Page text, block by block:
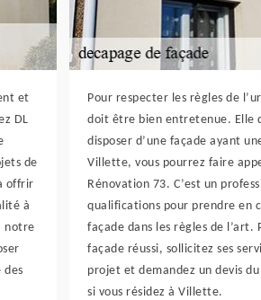
et
DL
de
offrir
à
notre
Pour respecter les règles de
doit être bien entretenue. Elle
disposer d’une façade ayant
Villette, vous pourrez faire
Rénovation 73. C’est un
qualifications pour prendre en
façade dans les règles de l’art.
façade réussi, sollicitez ses
projet et demandez un devis
si vous résidez à Villette.